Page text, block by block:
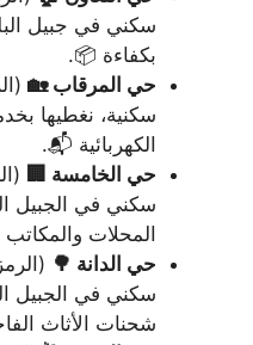
سكني في جبيل
بكفاءة 📦.
حي المرقاب 🏡
سكنية، نغطيها
الكهربائية 📬.
حي الخامسة 🏢
سكني في الجبيل
المحلات
حي الدانة 🌳
سكني في الجبيل
شحنات الأثاث